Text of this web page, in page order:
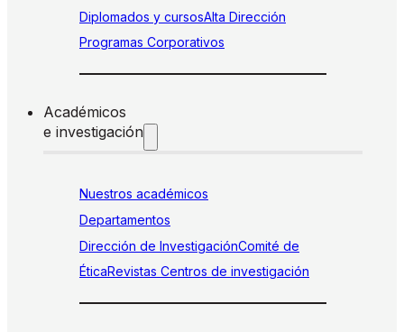
Diplomados y cursosAlta Dirección
Programas Corporativos
Académicos
e investigación
Nuestros académicos
Departamentos
Dirección de InvestigaciónComité de
ÉticaRevistas Centros de investigación